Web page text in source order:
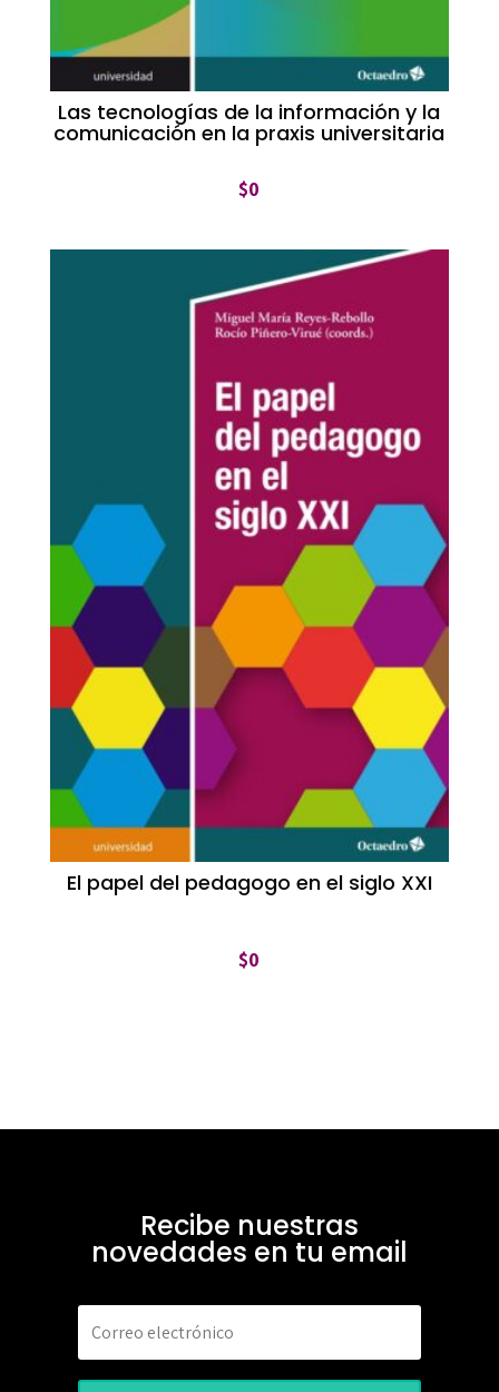
Las tecnologías de la información y la
comunicación en la praxis universitaria
$0
El papel del pedagogo en el siglo XXI
$0
Recibe nuestras
novedades en tu email